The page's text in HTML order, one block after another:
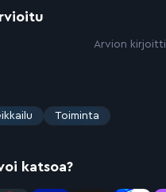
Arvion kirjoitti
Toiminta
katsoa?